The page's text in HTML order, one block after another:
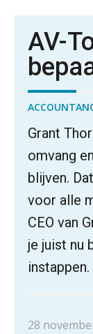
AV-
Grant
omvang
blijven.
voor alle
CEO van
je juist nu
instappen.
28